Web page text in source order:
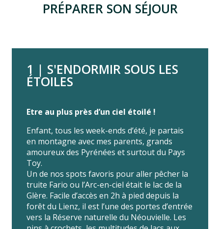
PRÉPARER SON SÉJOUR
1 | S'ENDORMIR SOUS LES
ÉTOILES
Etre au plus près d’un ciel étoilé !
Enfant, tous les week-ends d’été, je partais
en montagne avec mes parents, grands
amoureux des Pyrénées et surtout du Pays
Toy.
Un de nos spots favoris pour aller pêcher la
truite Fario ou l’Arc-en-ciel était le lac de la
Glère. Facile d’accès en 2h à pied depuis la
forêt du Lienz, il est l’une des portes d’entrée
vers la Réserve naturelle du Néouvielle. Les